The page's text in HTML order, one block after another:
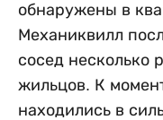
обнаружены в
Механиквилл
сосед несколько
жильцов. К
находились в